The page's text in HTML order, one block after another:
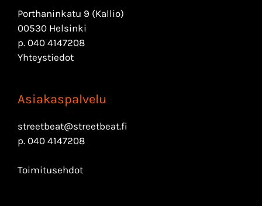
Porthaninkatu 9 (Kallio)
00530 Helsinki
p. 040 4147208
Yhteystiedot
Asiakaspalvelu
streetbeat@streetbeat.fi
p. 040 4147208
Toimitusehdot